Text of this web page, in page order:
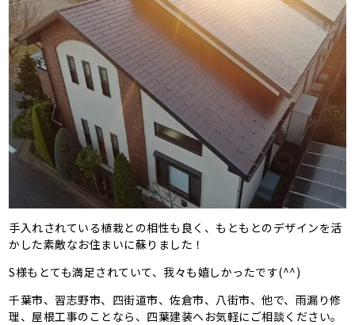
手入れされている植栽との相性も良く、もともとのデザインを活
かした素敵なお住まいに蘇りました！
S様もとても満足されていて、我々も嬉しかったです(^^)
千葉市、習志野市、四街道市、佐倉市、八街市、他で、雨漏り修
理、屋根工事のことなら、四葉建装へお気軽にご相談ください。